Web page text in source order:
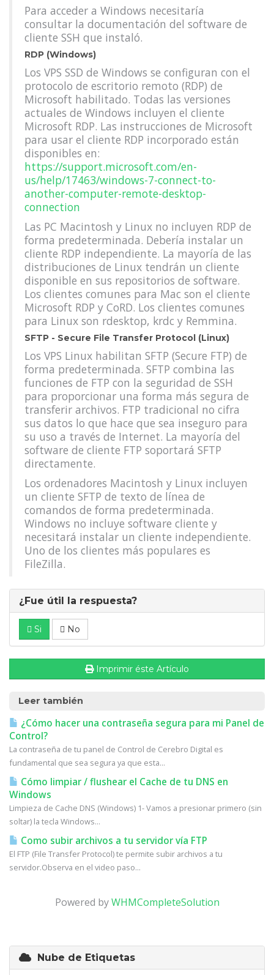
Para acceder a Windows necesitaría
consultar la documentación del software de
cliente SSH que instaló.
RDP (Windows)
Los VPS SSD de Windows se configuran con el
protocolo de escritorio remoto (RDP) de
Microsoft habilitado. Todas las versiones
actuales de Windows incluyen el cliente
Microsoft RDP. Las instrucciones de Microsoft
para usar el cliente RDP incorporado están
disponibles en:
https://support.microsoft.com/en-
us/help/17463/windows-7-connect-to-
another-computer-remote-desktop-
connection
Las PC Macintosh y Linux no incluyen RDP de
forma predeterminada. Debería instalar un
cliente RDP independiente. La mayoría de las
distribuciones de Linux tendrán un cliente
disponible en sus repositorios de software.
Los clientes comunes para Mac son el cliente
Microsoft RDP y CoRD. Los clientes comunes
para Linux son rdesktop, krdc y Remmina.
SFTP - Secure File Transfer Protocol (Linux)
Los VPS Linux habilitan SFTP (Secure FTP) de
forma predeterminada. SFTP combina las
funciones de FTP con la seguridad de SSH
para proporcionar una forma más segura de
transferir archivos. FTP tradicional no cifra
sus datos lo que hace que sea inseguro para
su uso a través de Internet. La mayoría del
software de cliente FTP soportará SFTP
directamente.
Los ordenadores Macintosh y Linux incluyen
un cliente SFTP de texto de línea de
comandos de forma predeterminada.
Windows no incluye software cliente y
necesitará instalar un cliente independiente.
Uno de los clientes más populares es
FileZilla.
¿Fue útil la respuesta?
Si No
Imprimir éste Artículo
Leer también
¿Cómo hacer una contraseña segura para mi Panel de
Control?
La contraseña de tu panel de Control de Cerebro Digital es
fundamental que sea segura ya que esta...
Cómo limpiar / flushear el Cache de tu DNS en
Windows
Limpieza de Cache DNS (Windows) 1- Vamos a presionar primero (sin
soltar) la tecla Windows...
Como subir archivos a tu servidor vía FTP
El FTP (File Transfer Protocol) te permite subir archivos a tu
servidor.Observa en el video paso...
Powered byWHMCompleteSolution
Nube de Etiquetas